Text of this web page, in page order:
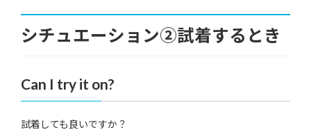
シチュエーション②試着するとき
Can I try it on?
試着しても良いですか？